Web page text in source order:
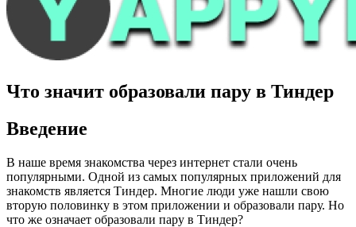
Что значит образовали пару в Тиндер
Введение
В наше время знакомства через интернет стали очень
популярными. Одной из самых популярных приложений для
знакомств является Тиндер. Многие люди уже нашли свою
вторую половинку в этом приложении и образовали пару. Но
что же означает образовали пару в Тиндер?